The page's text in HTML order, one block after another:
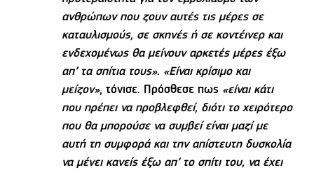
ανθρώπων που ζουν αυτές τις μέρες σε
καταυλισμούς, σε σκηνές ή σε κοντέινερ και
ενδεχομένως θα μείνουν αρκετές μέρες έξω
απ’ τα σπίτια τους». «Είναι κρίσιμο και
μείζον», τόνισε. Πρόσθεσε πως «είναι κάτι
που πρέπει να προβλεφθεί, διότι το χειρότερο
που θα μπορούσε να συμβεί είναι μαζί με
αυτή τη συμφορά και την απίστευτη δυσκολία
να μένει κανείς έξω απ’ το σπίτι του, να έχει